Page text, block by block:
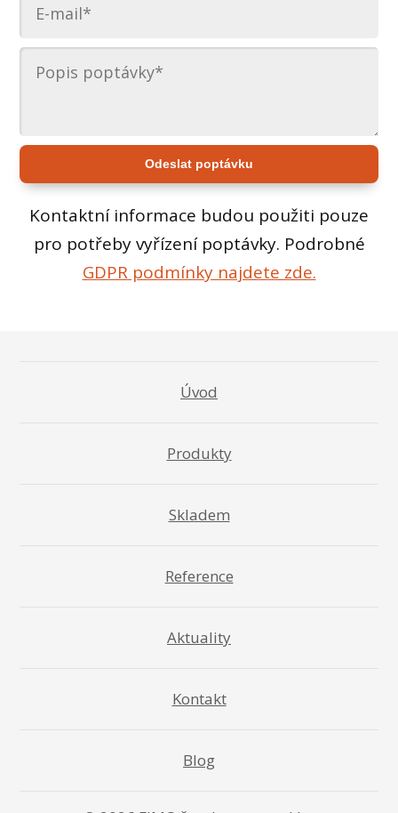
Odeslat poptávku
Kontaktní informace budou použiti pouze
pro potřeby vyřízení poptávky. Podrobné
GDPR podmínky najdete zde.
Úvod
Produkty
Skladem
Reference
Aktuality
Kontakt
Blog